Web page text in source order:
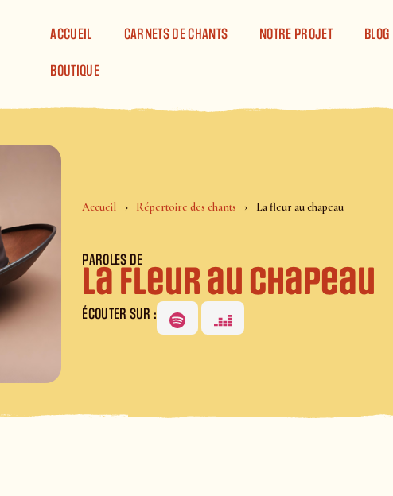
ACCUEIL
CARNETS DE CHANTS NOTRE PROJET BLOG
BOUTIQUE
Accueil Répertoire des chants La fleur au chapeau
PAROLES DE
La fleur au chapeau
ÉCOUTER SUR :